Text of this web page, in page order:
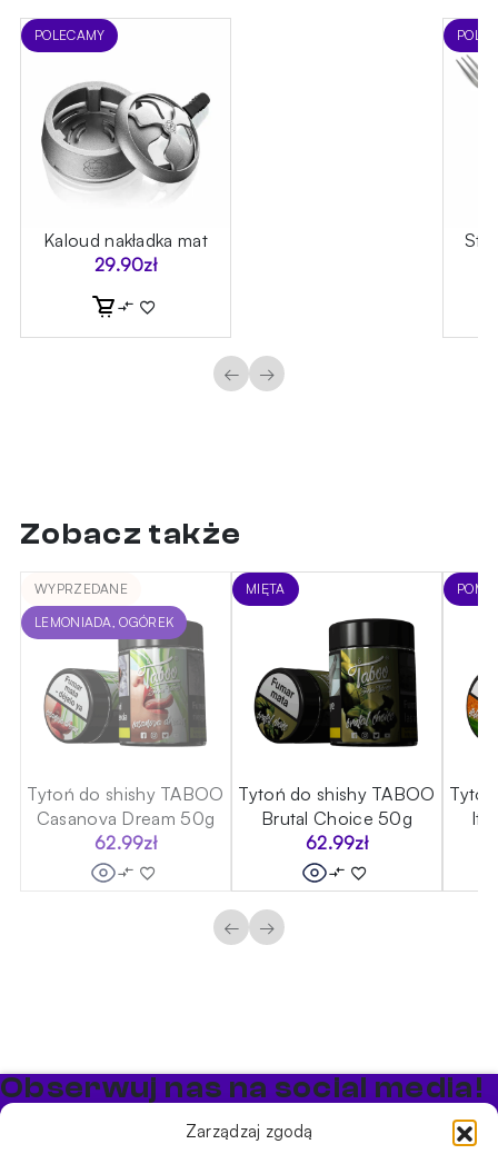
Zarządzaj zgodą
POLECAMY
Kaloud nakładka mat
29.90zł
← →
Zobacz także
WYPRZEDANE
LEMONIADA, OGÓREK
Tytoń do shishy TABOO
Casanova Dream 50g
62.99zł
MIĘTA
Tytoń do shishy TABOO
Brutal Choice 50g
62.99zł
← →
Obserwuj nas na social media!
Bądź na bieżąco z promocjami i nowościami w sklepie